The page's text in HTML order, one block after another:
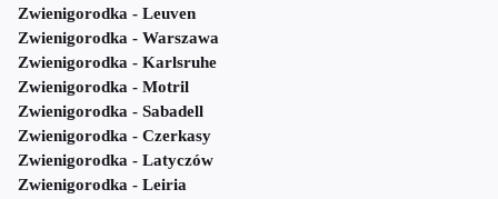
Zwienigorodka - Leuven
Zwienigorodka - Warszawa
Zwienigorodka - Karlsruhe
Zwienigorodka - Motril
Zwienigorodka - Sabadell
Zwienigorodka - Czerkasy
Zwienigorodka - Latyczów
Zwienigorodka - Leiria